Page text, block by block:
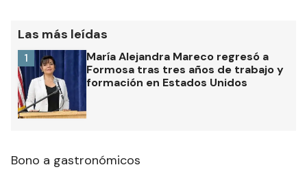
Las más leídas
María Alejandra Mareco regresó a
Formosa tras tres años de trabajo y
formación en Estados Unidos
1
Bono a gastronómicos